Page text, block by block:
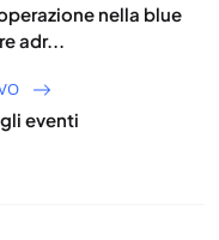
nella blue
adr...
eventi